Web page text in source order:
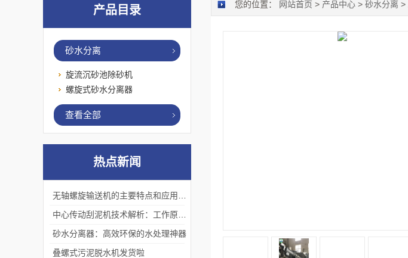
您的位置： 网站首页 > 产品中心 > 砂水分离 >
产品目录
砂水分离
旋流沉砂池除砂机
螺旋式砂水分离器
查看全部
热点新闻
砂水分离器：高效环保的水处理神器
叠螺式污泥脱水机发货啦